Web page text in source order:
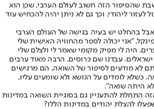
שהסיפור הזה חשוב לעולם הערבי, שכן הוא
לעזור ליהודי, וכך גם לא ניתן יהיה להכחיש עוד
אבל בהחלט יש בעיה בגישה של העולם הערבי
"אני יכולה לספר מהחוויה האישית שלי
היה לי מפיק מקומי שאמר לי ולצלם שלי
עבדנו שם כרוסים. הרבה מאוד ערבים
לא מודעים לסיפור של השואה, הם מרגישים
כשלא לומדים על הנושא ולא שומעים עליו,
היתה שואה".
התחלת להתעניין גם בסוגיית השואה במדינות
להצלת יהודים במדינות הללו?